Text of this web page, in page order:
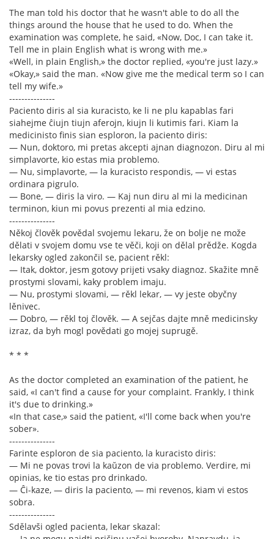
The man told his doctor that he wasn't able to do all the
things around the house that he used to do. When the
examination was complete, he said, «Now, Doc, I can take it.
Tell me in plain English what is wrong with me.»
«Well, in plain English,» the doctor replied, «you're just lazy.»
«Okay,» said the man. «Now give me the medical term so I can
tell my wife.»
---------------
Paciento diris al sia kuracisto, ke li ne plu kapablas fari
siahejme ĉiujn tiujn aferojn, kiujn li kutimis fari. Kiam la
medicinisto finis sian esploron, la paciento diris:
— Nun, doktoro, mi pretas akcepti ajnan diagnozon. Diru al mi
simplavorte, kio estas mia problemo.
— Nu, simplavorte, — la kuracisto respondis, — vi estas
ordinara pigrulo.
— Bone, — diris la viro. — Kaj nun diru al mi la medicinan
terminon, kiun mi povus prezenti al mia edzino.
---------------
Někoj člověk povědal svojemu lekaru, že on bolje ne može
dělati v svojem domu vse te věči, koji on dělal prědže. Kogda
lekarsky ogled zakončil se, pacient rěkl:
— Itak, doktor, jesm gotovy prijeti vsaky diagnoz. Skažite mně
prostymi slovami, kaky problem imaju.
— Nu, prostymi slovami, — rěkl lekar, — vy jeste obyčny
lěnivec.
— Dobro, — rěkl toj člověk. — A sejčas dajte mně medicinsky
izraz, da byh mogl povědati go mojej suprugě.
* * *
As the doctor completed an examination of the patient, he
said, «I can't find a cause for your complaint. Frankly, I think
it's due to drinking.»
«In that case,» said the patient, «I'll come back when you're
sober».
---------------
Farinte esploron de sia paciento, la kuracisto diris:
— Mi ne povas trovi la kaŭzon de via problemo. Verdire, mi
opinias, ke tio estas pro drinkado.
— Ĉi-kaze, — diris la paciento, — mi revenos, kiam vi estos
sobra.
---------------
Sdělavši ogled pacienta, lekar skazal: